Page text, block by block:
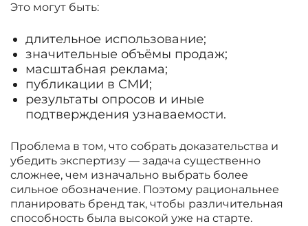
Это могут быть:
длительное использование;
значительные объёмы продаж;
масштабная реклама;
публикации в СМИ;
результаты опросов и иные
подтверждения узнаваемости.
Проблема в том, что собрать доказательства и
убедить экспертизу — задача существенно
сложнее, чем изначально выбрать более
сильное обозначение. Поэтому рациональнее
планировать бренд так, чтобы различительная
способность была высокой уже на старте.